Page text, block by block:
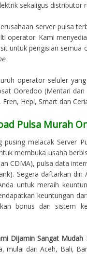
sekaligus distributor
server pulsa
operator. Kami
untuk pengisian
.
operator seluler
Ooredoo (Mentari
Hepi, Smart dan
Pulsa Murah
pusing melacak Server
membuka usaha
CDMA), pulsa data
Segera daftarkan
untuk meraih
keuntungan
bonus dari sistem
Dijamin Sangat Mudah
mulai dari Aceh, Bali,